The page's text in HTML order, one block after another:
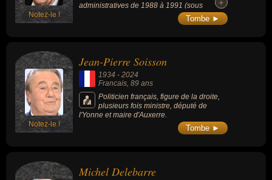
Notez-le !
administratives de 1988 à 1991 (sous
François Mitterrand) après avoir été Ministre
du Travail de 1974 à 1976 (sous Valéry
avaient accepté la main tendue de François
Mitterrand en 1988. Le geste politique avait
frappé à l'époque et la formule est restée
depuis.
+
+
Tombe ►
Notez-le !
Jean-Pierre Soisson
1934 - 2024
Francais, 89 ans
Politicien français, figure de la droite,
plusieurs fois ministre, député de
l'Yonne et maire d'Auxerre.
Tombe ►
Michel Delebarre